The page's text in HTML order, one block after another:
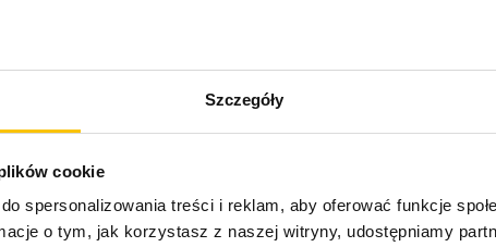
Szczegóły
cookie
spersonalizowania treści i reklam, aby oferować funkcje
o tym, jak korzystasz z naszej witryny, udostępniamy
Opinie o produkcie